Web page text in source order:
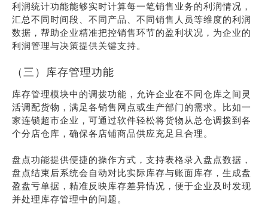
利润统计功能能够实时计算每一笔销售业务的利润情况，
汇总不同时间段、不同产品、不同销售人员等维度的利润
数据，帮助企业精准把控销售环节的盈利状况，为企业的
利润管理与决策提供关键支持。
（三）库存管理功能
库存管理模块中的调拨功能，允许企业在不同仓库之间灵
活调配货物，满足各销售网点或生产部门的需求。比如一
家连锁超市企业，可通过软件轻松将货物从总仓调拨到各
个分店仓库，确保各店铺商品供应充足且合理。
盘点功能提供便捷的操作方式，支持表格录入盘点数据，
盘点结束后系统会自动对比实际库存与账面库存，生成盘
盈盘亏单据，精准反映库存差异情况，便于企业及时发现
并处理库存管理中的问题。